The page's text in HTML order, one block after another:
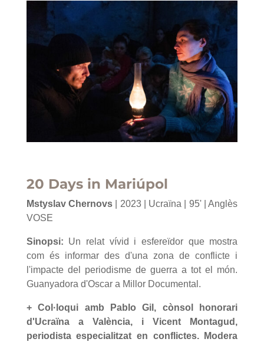
20 Days in Mariúpol
Mstyslav Chernovs | 2023 | Ucraïna | 95' | Anglès
VOSE
Sinopsi: Un relat vívid i esfereïdor que mostra
com és informar des d'una zona de conflicte i
l'impacte del periodisme de guerra a tot el món.
Guanyadora d'Oscar a Millor Documental.
+ Col·loqui amb Pablo Gil, cònsol honorari
d'Ucraïna a València, i Vicent Montagud,
periodista especialitzat en conflictes. Modera